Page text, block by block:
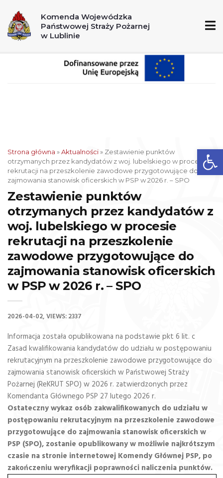
998
Komenda Wojewódzka
Państwowej Straży Pożarnej
w Lublinie
Strona główna »Aktualności» Zestawienie punktów
otrzymanych przez kandydatów z woj. lubelskiego w procesie
rekrutacji na przeszkolenie zawodowe przygotowujące do
zajmowania stanowisk oficerskich w PSP w 2026 r. – SPO
Zestawienie punktów
otrzymanych przez kandydatów z
woj. lubelskiego w procesie
rekrutacji na przeszkolenie
zawodowe przygotowujące do
zajmowania stanowisk oficerskich
w PSP w 2026 r. – SPO
2026-04-02 VIEWS: 2337
Informacja została opublikowana na podstawie pkt 6 lit. c
Zasad kwalifikowania kandydatów do udziału w postępowaniu
rekrutacyjnym na przeszkolenie zawodowe przygotowujące do
zajmowania stanowisk oficerskich w Państwowej Straży
Pożarnej (ReKRUT SPO) w 2026 r. zatwierdzonych przez
Komendanta Głównego PSP 27 lutego 2026 r.
Ostateczny wykaz osób zakwalifikowanych do udziału w
postępowaniu rekrutacyjnym na przeszkolenie zawodowe
przygotowujące do zajmowania stanowisk oficerskich w
PSP (SPO), zostanie opublikowany w możliwie najkrótszym
czasie na stronie internetowej Komendy Głównej PSP, po
zakończeniu weryfikacji poprawności naliczenia punktów.